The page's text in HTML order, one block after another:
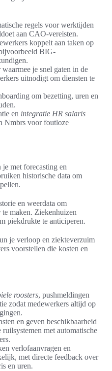
regels voor werktijden
aan CAO-vereisten.
koppelt aan taken op
BIG-
je snel gaten in de
uitnodigt om diensten te
om bezetting, uren en
en integratie HR salaris
Nmbrs voor foutloze
met forecasting en
historische data om
en weerdata om
te maken. Ziekenhuizen
piekdrukte te anticiperen.
je verloop en ziekteverzuim
voorstellen die kosten en
roosters, pushmeldingen
zodat medewerkers altijd op
en geven beschikbaarheid
ruilsystemen met automatische
verlofaanvragen en
met directe feedback over
en uren.